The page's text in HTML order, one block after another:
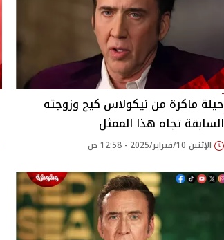
حيلة ماكرة من نيكولاس كيج وزوجته
السابقة تجاه هذا الممثل
الإثنين 10/فبراير/2025 - 12:58 ص